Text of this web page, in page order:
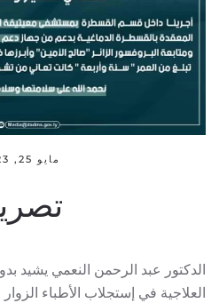
مايو 25, 2023
الدكتور عبد الرحمن النعمي يشيد
العلاجية في إستجلاب الأطباء